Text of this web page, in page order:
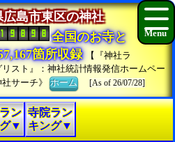
広島市東区の神社
全国のお寺と
箇所収録
【『神社ラ
リスト』：神社統計情報発信ホームペー
社サーチ》ホーム [As of 26/07/28]
ン
▼
寺院ラン
キング▼